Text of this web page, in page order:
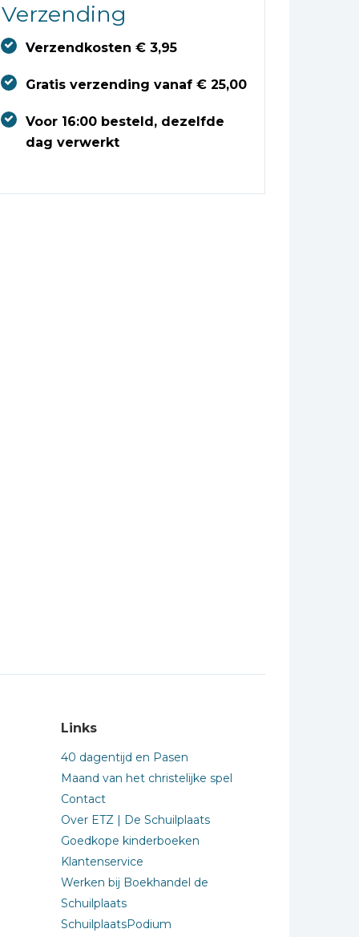
Verzending
Verzendkosten € 3,95
Gratis verzending vanaf € 25,00
Voor 16:00 besteld, dezelfde
dag verwerkt
Links
40 dagentijd en Pasen
Maand van het christelijke spel
Contact
Over ETZ | De Schuilplaats
Goedkope kinderboeken
Klantenservice
Werken bij Boekhandel de
Schuilplaats
SchuilplaatsPodium